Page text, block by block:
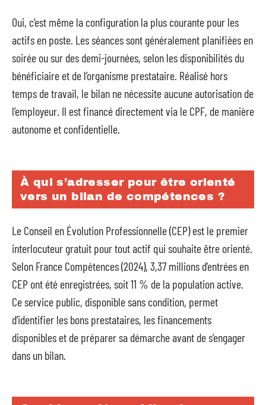
Oui, c’est même la configuration la plus courante pour les
actifs en poste. Les séances sont généralement planifiées en
soirée ou sur des demi-journées, selon les disponibilités du
bénéficiaire et de l’organisme prestataire. Réalisé hors
temps de travail, le bilan ne nécessite aucune autorisation de
l’employeur. Il est financé directement via le CPF, de manière
autonome et confidentielle.
À qui s’adresser pour être orienté
vers un bilan de compétences ?
Le Conseil en Évolution Professionnelle (CEP) est le premier
interlocuteur gratuit pour tout actif qui souhaite être orienté.
Selon France Compétences (2024), 3,37 millions d’entrées en
CEP ont été enregistrées, soit 11 % de la population active.
Ce service public, disponible sans condition, permet
d’identifier les bons prestataires, les financements
disponibles et de préparer sa démarche avant de s’engager
dans un bilan.